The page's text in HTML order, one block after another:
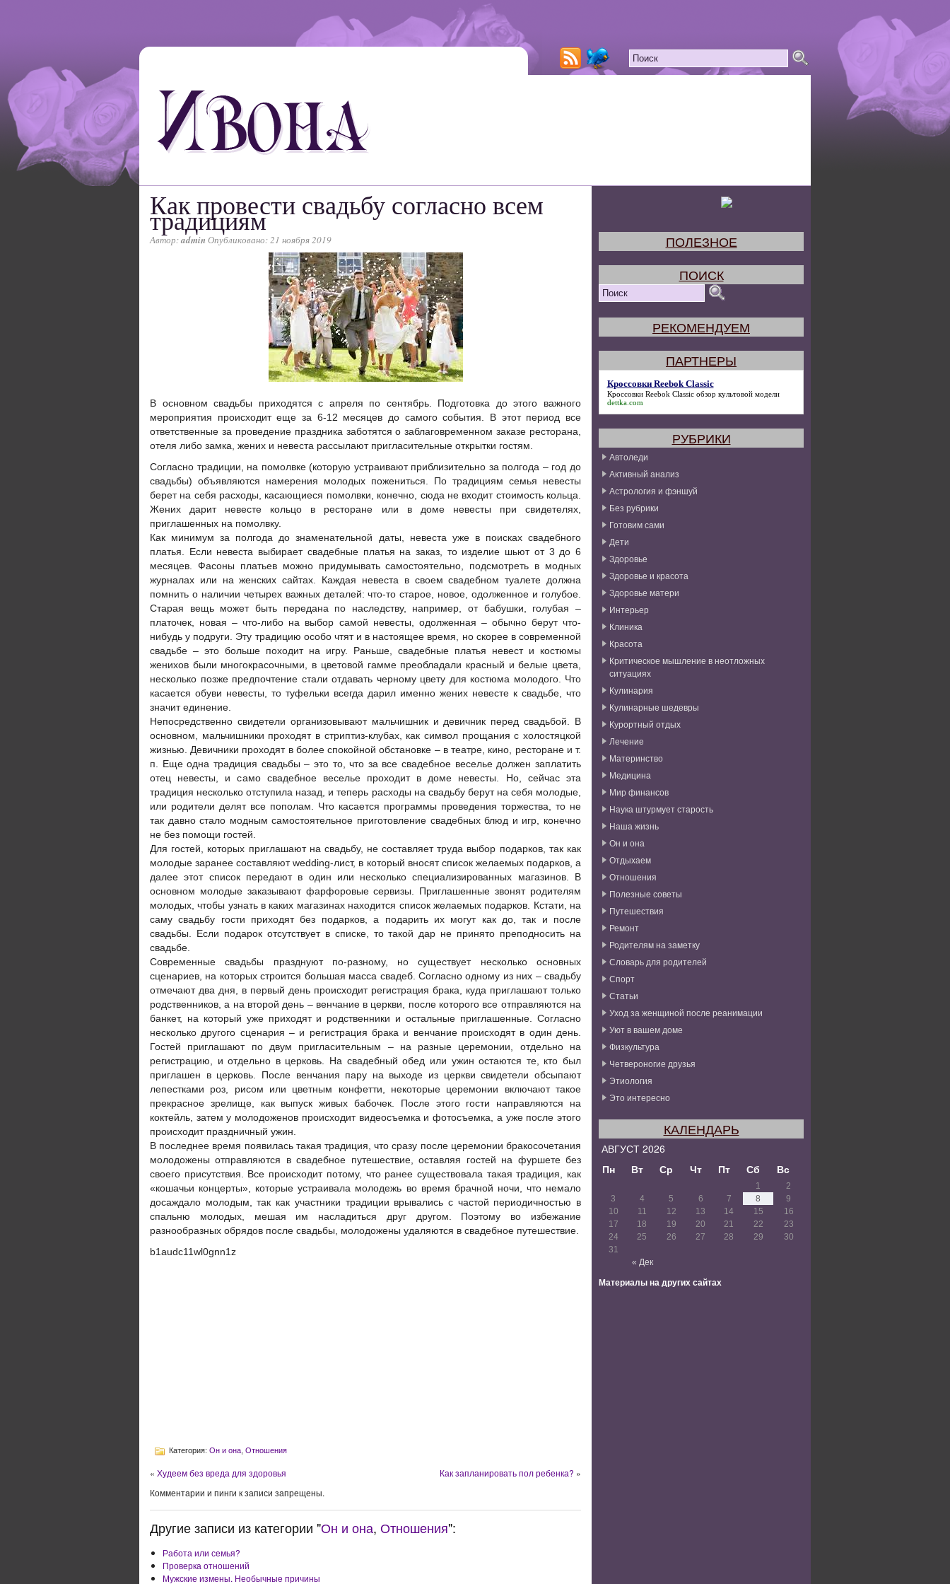
Как провести свадьбу согласно всем
традициям
Автор:admin Опубликовано: 21 ноября 2019
В основном свадьбы приходятся с апреля по сентябрь. Подготовка до этого важного
мероприятия происходит еще за 6-12 месяцев до самого события. В этот период все
ответственные за проведение праздника заботятся о заблаговременном заказе ресторана,
отеля либо замка, жених и невеста рассылают пригласительные открытки гостям.
Согласно традиции, на помолвке (которую устраивают приблизительно за полгода – год до
свадьбы) объявляются намерения молодых пожениться. По традициям семья невесты
берет на себя расходы, касающиеся помолвки, конечно, сюда не входит стоимость кольца.
Жених дарит невесте кольцо в ресторане или в доме невесты при свидетелях,
приглашенных на помолвку.
Как минимум за полгода до знаменательной даты, невеста уже в поисках свадебного
платья. Если невеста выбирает свадебные платья на заказ, то изделие шьют от 3 до 6
месяцев. Фасоны платьев можно придумывать самостоятельно, подсмотреть в модных
журналах или на женских сайтах. Каждая невеста в своем свадебном туалете должна
помнить о наличии четырех важных деталей: что-то старое, новое, одолженное и голубое.
Старая вещь может быть передана по наследству, например, от бабушки, голубая –
платочек, новая – что-либо на выбор самой невесты, одолженная – обычно берут что-
нибудь у подруги. Эту традицию особо чтят и в настоящее время, но скорее в современной
свадьбе – это больше походит на игру. Раньше, свадебные платья невест и костюмы
женихов были многокрасочными, в цветовой гамме преобладали красный и белые цвета,
несколько позже предпочтение стали отдавать черному цвету для костюма молодого. Что
касается обуви невесты, то туфельки всегда дарил именно жених невесте к свадьбе, что
значит единение.
Непосредственно свидетели организовывают мальчишник и девичник перед свадьбой. В
основном, мальчишники проходят в стриптиз-клубах, как символ прощания с холостяцкой
жизнью. Девичники проходят в более спокойной обстановке – в театре, кино, ресторане и т.
п. Еще одна традиция свадьбы – это то, что за все свадебное веселье должен заплатить
отец невесты, и само свадебное веселье проходит в доме невесты. Но, сейчас эта
традиция несколько отступила назад, и теперь расходы на свадьбу берут на себя молодые,
или родители делят все пополам. Что касается программы проведения торжества, то не
так давно стало модным самостоятельное приготовление свадебных блюд и игр, конечно
не без помощи гостей.
Для гостей, которых приглашают на свадьбу, не составляет труда выбор подарков, так как
молодые заранее составляют wedding-лист, в который вносят список желаемых подарков, а
далее этот список передают в один или несколько специализированных магазинов. В
основном молодые заказывают фарфоровые сервизы. Приглашенные звонят родителям
молодых, чтобы узнать в каких магазинах находится список желаемых подарков. Кстати, на
саму свадьбу гости приходят без подарков, а подарить их могут как до, так и после
свадьбы. Если подарок отсутствует в списке, то такой дар не принято преподносить на
свадьбе.
Современные свадьбы празднуют по-разному, но существует несколько основных
сценариев, на которых строится большая масса свадеб. Согласно одному из них – свадьбу
отмечают два дня, в первый день происходит регистрация брака, куда приглашают только
родственников, а на второй день – венчание в церкви, после которого все отправляются на
банкет, на который уже приходят и родственники и остальные приглашенные. Согласно
несколько другого сценария – и регистрация брака и венчание происходят в один день.
Гостей приглашают по двум пригласительным – на разные церемонии, отдельно на
регистрацию, и отдельно в церковь. На свадебный обед или ужин остаются те, кто был
приглашен в церковь. После венчания пару на выходе из церкви свидетели обсыпают
лепестками роз, рисом или цветным конфетти, некоторые церемонии включают такое
прекрасное зрелище, как выпуск живых бабочек. После этого гости направляются на
коктейль, затем у молодоженов происходит видеосъемка и фотосъемка, а уже после этого
происходит праздничный ужин.
В последнее время появилась такая традиция, что сразу после церемонии бракосочетания
молодожены отправляются в свадебное путешествие, оставляя гостей на фуршете без
своего присутствия. Все происходит потому, что ранее существовала такая традиция, как
«кошачьи концерты», которые устраивала молодежь во время брачной ночи, что немало
досаждало молодым, так как участники традиции врывались с частой периодичностью в
спальню молодых, мешая им насладиться друг другом. Поэтому во избежание
разнообразных обрядов после свадьбы, молодожены удаляются в свадебное путешествие.
b1audc11wl0gnn1z
Категория: Он и она Отношения
« Худеем без вреда для здоровья Как запланировать пол ребенка? »
Комментарии и пинги к записи запрещены.
Другие записи из категории "Он и она, Отношения":
Работа или семья?
Проверка отношений
Мужские измены. Необычные причины
ПОЛЕЗНОЕ
ПОИСК
РЕКОМЕНДУЕМ
ПАРТНЕРЫ
Кроссовки Reebok Classic
Кроссовки Reebok Classicобзор культовой модели
dettka.com
РУБРИКИ
Автоледи
Активный анализ
Астрология и фэншуй
Без рубрики
Готовим сами
Дети
Здоровье
Здоровье и красота
Здоровье матери
Интерьер
Клиника
Красота
Критическое мышление в неотложных
ситуациях
Кулинария
Кулинарные шедевры
Курортный отдых
Лечение
Материнство
Медицина
Мир финансов
Наука штурмует старость
Наша жизнь
Он и она
Отдыхаем
Отношения
Полезные советы
Путешествия
Ремонт
Родителям на заметку
Словарь для родителей
Спорт
Статьи
Уход за женщиной после реанимации
Уют в вашем доме
Физкультура
Четвероногие друзья
Этиология
Это интересно
КАЛЕНДАРЬ
АВГУСТ 2026
Пн
Вт Ср Чт Пт Сб Вс
« Дек
1
2
3
4 5 6 7 8
9
10
11 12 13 14 15
16
17
18 19 20 21 22
23
24
25 26 27 28 29
30
31
Материалы на других сайтах